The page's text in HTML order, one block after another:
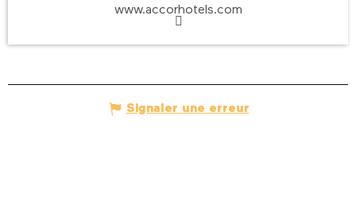
www.accorhotels.com
Signaler une erreur